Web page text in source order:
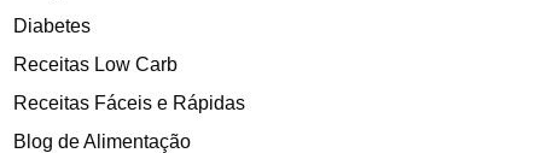
Diabetes
Receitas Low Carb
Receitas Fáceis e Rápidas
Blog de Alimentação